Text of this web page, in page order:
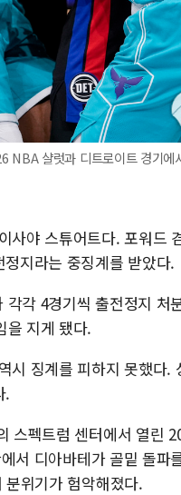
샬럿과 디트로이트 경기에
사야 스튜어트다. 포워드
지라는 중징계를 받았다.
각 4경기씩 출전정지 처
을 지게 됐다.
시 징계를 피하지 못했다.
.
스펙트럼 센터에서 열린
서 디아바테가 골밑 돌파
위기가 험악해졌다.